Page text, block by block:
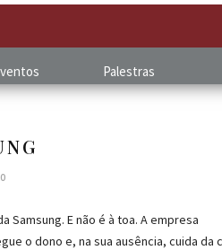
Palestras
Samsung. E não é à toa. A empresa
o dono e, na sua ausência, cuida da